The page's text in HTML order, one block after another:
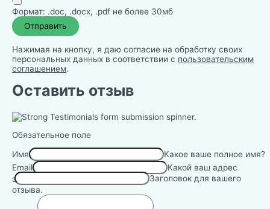
Формат: .doc, .docx, .pdf не более 30мб
Нажимая на кнопку, я даю согласие на обработку своих
персональных данных в соответствии с пользовательским
соглашением.
Оставить отзыв
Обязательное поле
Имя
Какое ваше полное имя?
Email
Какой ваш адрес
электронной почты?
Заголовок для вашего
отзыва.